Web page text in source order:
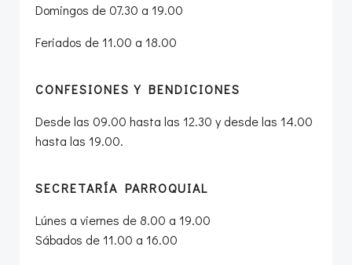
Domingos de 07.30 a 19.00
Feriados de 11.00 a 18.00
CONFESIONES Y BENDICIONES
Desde las 09.00 hasta las 12.30 y desde las 14.00
hasta las 19.00.
SECRETARÍA PARROQUIAL
Lúnes a viernes de 8.00 a 19.00
Sábados de 11.00 a 16.00